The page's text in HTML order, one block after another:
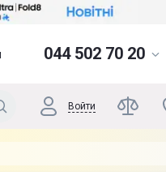
044 502 70 20
Войти